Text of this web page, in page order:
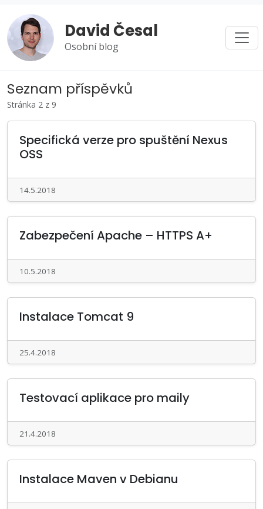
David Česal
Osobní blog
Seznam příspěvků
Stránka 2 z 9
Specifická verze pro spuštění Nexus
OSS
14.5.2018
Zabezpečení Apache – HTTPS A+
10.5.2018
Instalace Tomcat 9
25.4.2018
Testovací aplikace pro maily
21.4.2018
Instalace Maven v Debianu